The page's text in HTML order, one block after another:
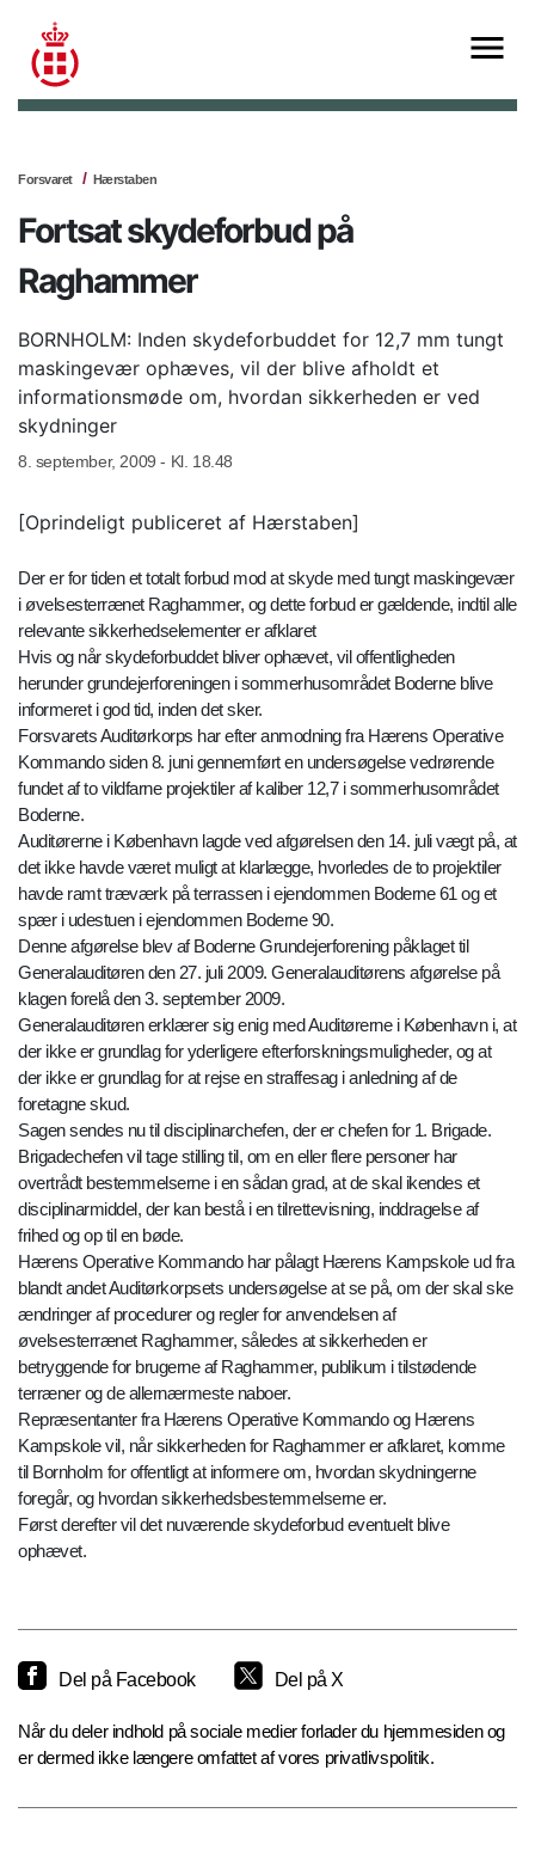
Forsvaret Hærstaben
Fortsat skydeforbud på
Raghammer
BORNHOLM: Inden skydeforbuddet for 12,7 mm tungt
maskingevær ophæves, vil der blive afholdt et
informationsmøde om, hvordan sikkerheden er ved
skydninger
8. september, 2009 - Kl. 18.48
[Oprindeligt publiceret af Hærstaben]
Der er for tiden et totalt forbud mod at skyde med tungt maskingevær
i øvelsesterrænet Raghammer, og dette forbud er gældende, indtil alle
relevante sikkerhedselementer er afklaret
Hvis og når skydeforbuddet bliver ophævet, vil offentligheden
herunder grundejerforeningen i sommerhusområdet Boderne blive
informeret i god tid, inden det sker.
Forsvarets Auditørkorps har efter anmodning fra Hærens Operative
Kommando siden 8. juni gennemført en undersøgelse vedrørende
fundet af to vildfarne projektiler af kaliber 12,7 i sommerhusområdet
Boderne.
Auditørerne i København lagde ved afgørelsen den 14. juli vægt på, at
det ikke havde været muligt at klarlægge, hvorledes de to projektiler
havde ramt træværk på terrassen i ejendommen Boderne 61 og et
spær i udestuen i ejendommen Boderne 90.
Denne afgørelse blev af Boderne Grundejerforening påklaget til
Generalauditøren den 27. juli 2009. Generalauditørens afgørelse på
klagen forelå den 3. september 2009.
Generalauditøren erklærer sig enig med Auditørerne i København i, at
der ikke er grundlag for yderligere efterforskningsmuligheder, og at
der ikke er grundlag for at rejse en straffesag i anledning af de
foretagne skud.
Sagen sendes nu til disciplinarchefen, der er chefen for 1. Brigade.
Brigadechefen vil tage stilling til, om en eller flere personer har
overtrådt bestemmelserne i en sådan grad, at de skal ikendes et
disciplinarmiddel, der kan bestå i en tilrettevisning, inddragelse af
frihed og op til en bøde.
Hærens Operative Kommando har pålagt Hærens Kampskole ud fra
blandt andet Auditørkorpsets undersøgelse at se på, om der skal ske
ændringer af procedurer og regler for anvendelsen af
øvelsesterrænet Raghammer, således at sikkerheden er
betryggende for brugerne af Raghammer, publikum i tilstødende
terræner og de allernærmeste naboer.
Repræsentanter fra Hærens Operative Kommando og Hærens
Kampskole vil, når sikkerheden for Raghammer er afklaret, komme
til Bornholm for offentligt at informere om, hvordan skydningerne
foregår, og hvordan sikkerhedsbestemmelserne er.
Først derefter vil det nuværende skydeforbud eventuelt blive
ophævet.
Del på Facebook Del på X
Når du deler indhold på sociale medier forlader du hjemmesiden og
er dermed ikke længere omfattet af vores privatlivspolitik.